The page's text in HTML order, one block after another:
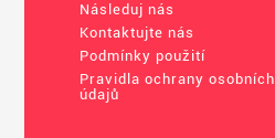
Následuj nás
Kontaktujte nás
Podmínky použití
Pravidla ochrany osobních
údajů